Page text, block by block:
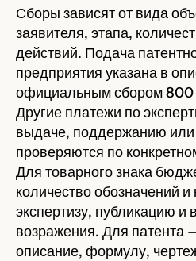
Сборы зависят от вида
заявителя, этапа,
действий. Подача
предприятия указана в
официальным сбором 800
Другие платежи по
выдаче, поддержанию
проверяются по
Для товарного знака
количество обозначений
экспертизу, публикацию и
возражения. Для патента
описание, формулу,